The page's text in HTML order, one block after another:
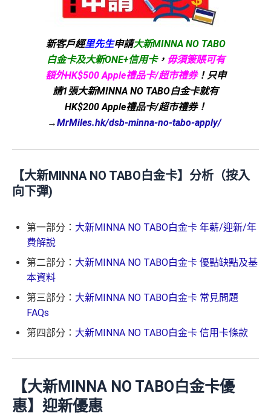
新客戶經里先生申請大新MINNA NO TABO
白金卡及大新ONE+信用卡， 毋須簽賬可有
額外HK$500 Apple禮品卡/超市禮券！只申
請1張大新MINNA NO TABO白金卡就有
HK$200 Apple禮品卡/超市禮券！
→MrMiles.hk/dsb-minna-no-tabo-apply/
【大新MINNA NO TABO白金卡】分析（按入
向下彈)
第一部分： 大新MINNA NO TABO白金卡 年薪/迎新/年
費解說
第二部分： 大新MINNA NO TABO白金卡 優點缺點及基
本資料
第三部分： 大新MINNA NO TABO白金卡 常見問題
FAQs
第四部分： 大新MINNA NO TABO白金卡 信用卡條款
【大新MINNA NO TABO白金卡優
惠】迎新優惠